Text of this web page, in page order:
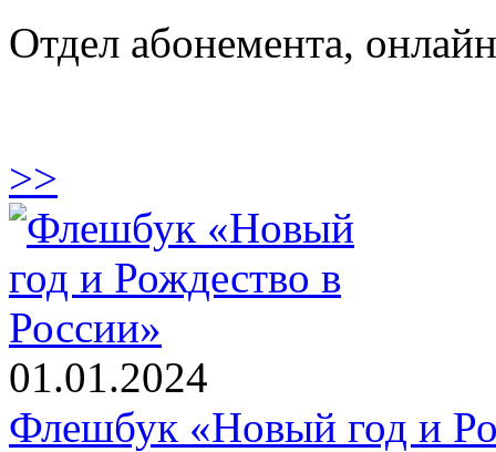
Отдел абонемента,
>>
01.01.2024
Флешбук «Новый год и